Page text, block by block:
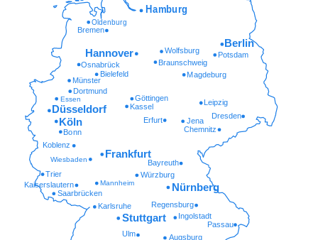
Augsburg
Ulm
Passau
Ingolstadt
Regensburg
Karlsruhe
Saarbrücken
Kaiserslautern Mannheim
Würzburg
Trier
Wiesbaden Bayreuth
Koblenz
Chemnitz
Bonn
Erfurt Jena
Dresden
Kassel
Göttingen
Essen
Dortmund
Münster
Magdeburg
Bielefeld
Braunschweig
Osnabrück
Potsdam
Wolfsburg
Oldenburg
Stuttgart
Nürnberg
Frankfurt
Köln
Düsseldorf
Leipzig
Hannover
Berlin
Bremen
Hamburg